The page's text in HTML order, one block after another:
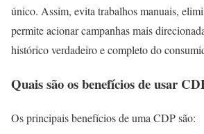
único. Assim, evita trabalhos manuais,
permite acionar campanhas mais
histórico verdadeiro e completo do
Quais são os benefícios de usar
Os principais benefícios de uma CDP são: